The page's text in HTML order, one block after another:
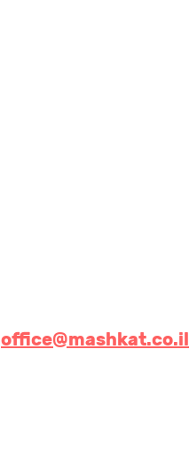
office@mashkat.co.il